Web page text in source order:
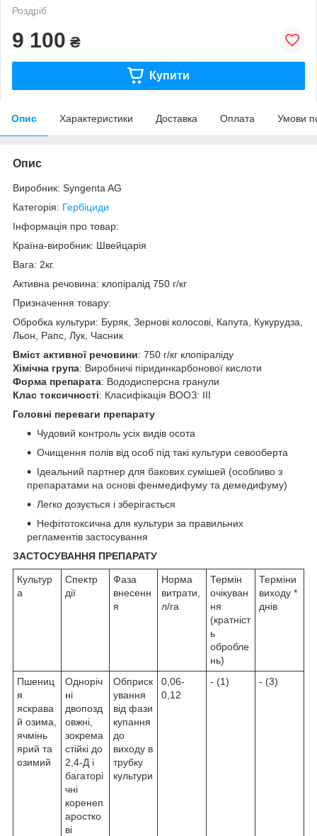
Роздріб
9 100 ₴
Купити
Опис Характеристики Доставка Оплата Умови
Опис
Виробник: Syngenta AG
Категорія: Гербіциди
Інформація про товар:
Країна-виробник: Швейцарія
Вага: 2кг.
Активна речовина: клопіралід 750 г/кг
Призначення товару:
Обробка культури: Буряк, Зернові колосові, Капута, Кукурудза,
Льон, Рапс, Лук, Часник
Вміст активної речовини: 750 г/кг клопіраліду
Хімічна група: Виробничі піридинкарбонової кислоти
Форма препарата: Вододисперсна гранули
Клас токсичності: Класифікація ВООЗ: III
Головні переваги препарату
Чудовий контроль усіх видів осота
Очищення полів від особ під такі культури севооберта
Ідеальний партнер для бакових сумішей (особливо з
препаратами на основі фенмедифуму та демедифуму)
Легко дозується і зберігається
Нефітотоксична для культури за правильних
регламентів застосування
ЗАСТОСУВАННЯ ПРЕПАРАТУ
Культур
а
Спектр
дії
Фаза
внесенн
я
Норма
витрати,
л/га
Термін
очікуван
ня
(кратніст
ь
обробле
нь)
Терміни
виходу *
днів
Пшениц
я
яскрава
й озима,
ячмінь
ярий та
озимий
Одноріч
ні
двопозд
овжні,
зокрема
стійкі до
2,4-Д і
багаторі
чні
коренеп
аростко
ві
Обприск
ування
від фази
купання
до
виходу в
трубку
культури
0,06-
0,12
- (1) - (3)